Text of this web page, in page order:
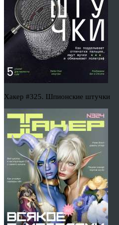
Хакер #325. Шпионские штучки